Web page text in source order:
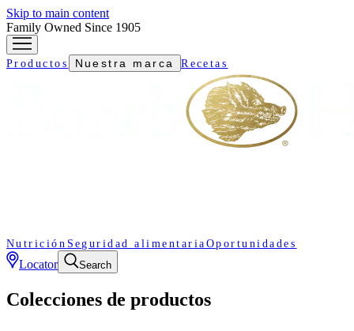
Skip to main content
Family Owned Since 1905
Productos Nuestra marca Recetas
Nutrición Seguridad alimentaria Oportunidades
Locator Search
Colecciones de productos